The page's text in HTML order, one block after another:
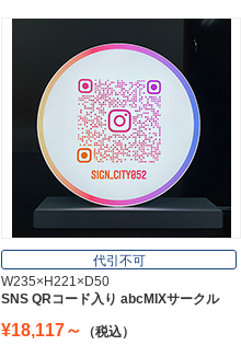
郵便ポスト
Post
Nameplate
代引不可
W235×H221×D50
SNS QRコード入り abcMIXサークル
¥18,117～
（税込）